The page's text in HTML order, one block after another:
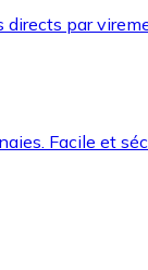
par
Facile et